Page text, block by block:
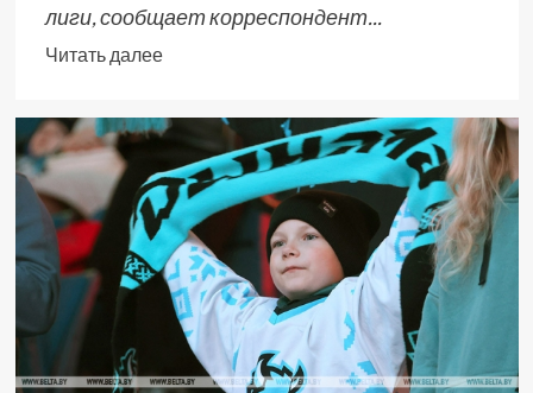
лиги, сообщает корреспондент...
Читать далее